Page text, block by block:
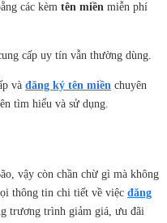
các kèm tên miền miễn phí
cấp uy tín vẫn thường dùng.
và đăng ký tên miền chuyên
tìm hiểu và sử dụng.
vậy còn chần chừ gì mà không
thông tin chi tiết về việc đăng
trương trình giảm giá, ưu đãi